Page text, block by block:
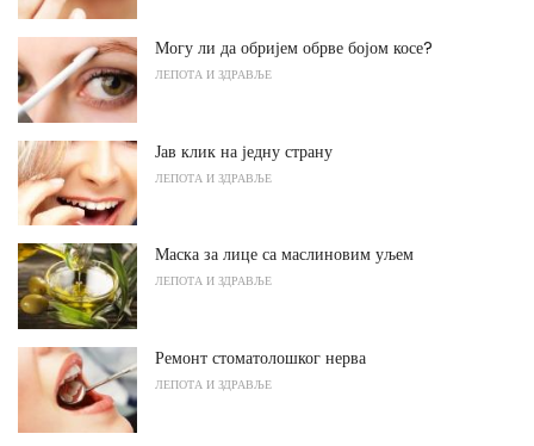
Могу ли да обријем обрве бојом косе?
ЛЕПОТА И ЗДРАВЉЕ
Јав клик на једну страну
ЛЕПОТА И ЗДРАВЉЕ
Маска за лице са маслиновим уљем
ЛЕПОТА И ЗДРАВЉЕ
Ремонт стоматолошког нерва
ЛЕПОТА И ЗДРАВЉЕ